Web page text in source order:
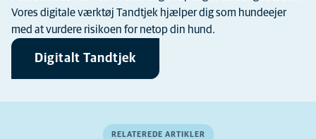
Vores digitale værktøj Tandtjek hjælper dig som hundeejer
med at vurdere risikoen for netop din hund.
Digitalt Tandtjek
RELATEREDE ARTIKLER